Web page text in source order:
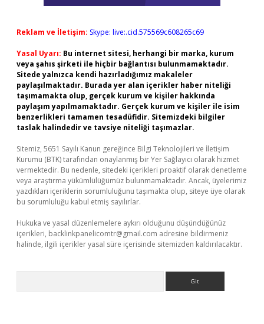
Reklam ve İletişim: Skype: live:.cid.575569c608265c69
Yasal Uyarı: Bu internet sitesi, herhangi bir marka, kurum
veya şahıs şirketi ile hiçbir bağlantısı bulunmamaktadır.
Sitede yalnızca kendi hazırladığımız makaleler
paylaşılmaktadır. Burada yer alan içerikler haber niteliği
taşımamakta olup, gerçek kurum ve kişiler hakkında
paylaşım yapılmamaktadır. Gerçek kurum ve kişiler ile isim
benzerlikleri tamamen tesadüfidir. Sitemizdeki bilgiler
taslak halindedir ve tavsiye niteliği taşımazlar.
Sitemiz, 5651 Sayılı Kanun gereğince Bilgi Teknolojileri ve İletişim
Kurumu (BTK) tarafından onaylanmış bir Yer Sağlayıcı olarak hizmet
vermektedir. Bu nedenle, sitedeki içerikleri proaktif olarak denetleme
veya araştırma yükümlülüğümüz bulunmamaktadır. Ancak, üyelerimiz
yazdıkları içeriklerin sorumluluğunu taşımakta olup, siteye üye olarak
bu sorumluluğu kabul etmiş sayılırlar.
Hukuka ve yasal düzenlemelere aykırı olduğunu düşündüğünüz
içerikleri, backlinkpanelicomtr@gmail.com adresine bildirmeniz
halinde, ilgili içerikler yasal süre içerisinde sitemizden kaldırılacaktır.